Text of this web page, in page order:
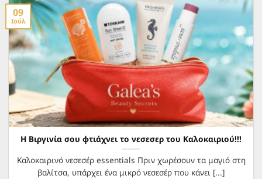
Η Βιργινία σου φτιάχνει το νεσεσερ του Καλοκαιριού!!!
Καλοκαιρινό νεσεσέρ essentials Πριν χωρέσουν τα μαγιό στη
βαλίτσα, υπάρχει ένα μικρό νεσεσέρ που κάνει [...]
09
Ιούλ